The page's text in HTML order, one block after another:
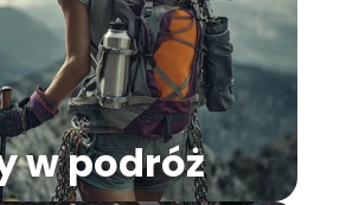
w podróż